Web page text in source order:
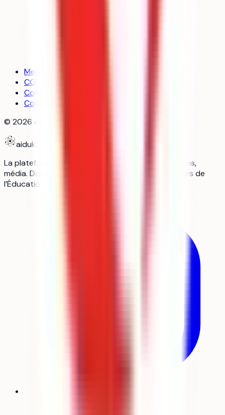
Mentions légales
CGU
Confidentialité
Cookies
© 2026 aiduka — tous droits réservés
aiduka
La plateforme n°1 des lycéens : orientation, révisions,
média. Données officielles Parcoursup, programmes de
l’Éducation nationale, sources vérifiées.